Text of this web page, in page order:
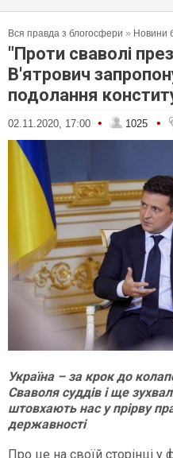
Вся правда з блогосфери » Новини
"Проти сваволі
В'ятрович
подолання
02.11.2020, 17:00 • 1025 •
Україна – за крок до
Сваволя суддів і ще
штовхають нас у прірву
державності
Про це на своїй сторінці у